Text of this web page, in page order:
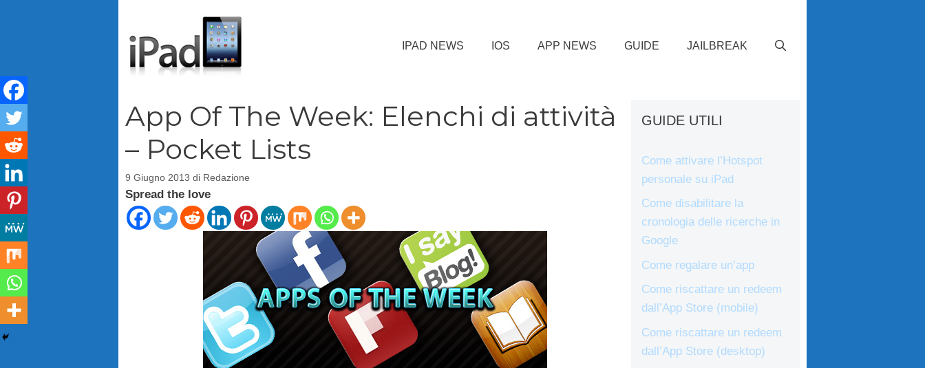
IPAD NEWS IOS APP NEWS GUIDE JAILBREAK
App Of The Week: Elenchi di attività
– Pocket Lists
9 Giugno 2013 di Redazione
Spread the love
GUIDE UTILI
Come attivare l’Hotspot
personale su iPad
Come disabilitare la
cronologia delle ricerche in
Google
Come regalare un’app
Come riscattare un redeem
dall’App Store (mobile)
Come riscattare un redeem
dall’App Store (desktop)